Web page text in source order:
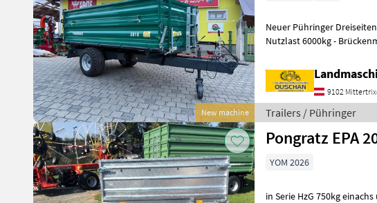
New machine
Neuer Pühringer Dreiseitenkipper 3818 -
Nutzlast 6000kg -
9102
Trailers / Pühringer
Pongratz EPA
YOM 2026
in Serie HzG 750kg